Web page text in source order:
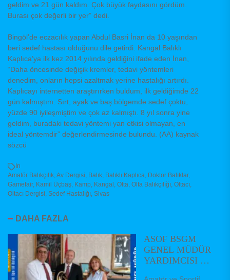
geldim ve 21 gün kaldım. Çok büyük faydasını gördüm.
Burası çok değerli bir yer” dedi.
Bingöl’de eczacılık yapan Abdul Basri İnan da 10 yaşından
beri sedef hastası olduğunu dile getirdi. Kangal Balıklı
Kaplıca’ya ilk kez 2014 yılında geldiğini ifade eden İnan,
“Daha öncesinde değişik kremler, tedavi yöntemleri
denedim, onların hepsi azaltmak yerine hastalığı artırdı.
Kaplıcayı internetten araştırırken buldum, ilk geldiğimde 22
gün kalmıştım. Sırt, ayak ve baş bölgemde sedef çoktu,
yüzde 90 iyileşmiştim ve çok az kalmıştı. 8 yıl sonra yine
geldim, buradaki tedavi yöntemi yan etkisi olmayan, en
ideal yöntemdir” değerlendirmesinde bulundu. (AA) kaynak
sözcü
In
Amatör Balıkçılık,Av Dergisi, Balık, Balıklı Kaplıca, Doktor Balıklar,
Gamefair, Kamil Üçbaş, Kamp, Kangal , Olta, Olta Balıkçılığı, Oltacı,
Oltacı Dergisi, Sedef Hastalığı, Sivas
DAHA FAZLA
ASOF BSGM
GENEL MÜDÜR
YARDIMCISI VE